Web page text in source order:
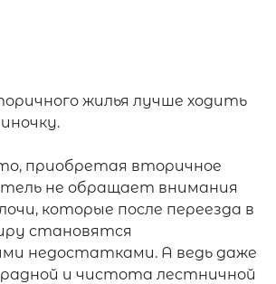
жилья лучше ходить
приобретая вторичное
не обращает внимания
которые после переезда в
становятся
недостатками. А ведь даже
и чистота лестничной